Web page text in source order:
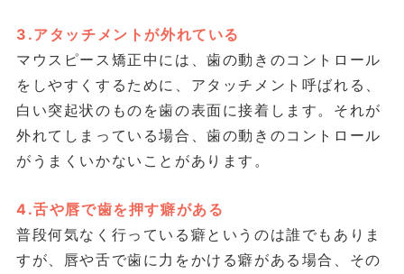
3.アタッチメントが外れている
マウスピース矯正中には、歯の動きのコントロール
をしやすくするために、アタッチメント呼ばれる、
白い突起状のものを歯の表面に接着します。それが
外れてしまっている場合、歯の動きのコントロール
がうまくいかないことがあります。
4.舌や唇で歯を押す癖がある
普段何気なく行っている癖というのは誰でもありま
すが、唇や舌で歯に力をかける癖がある場合、その